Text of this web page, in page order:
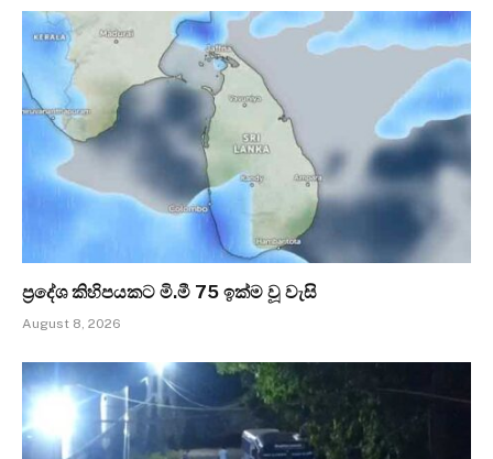
ප්‍රදේශ කිහිපයකට මි.මී 75 ඉක්ම වූ වැසි
August 8, 2026